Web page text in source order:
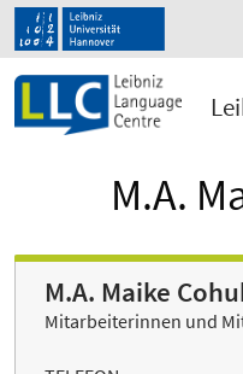
M.A.
M.A. Maike
Mitarbeiterinnen und